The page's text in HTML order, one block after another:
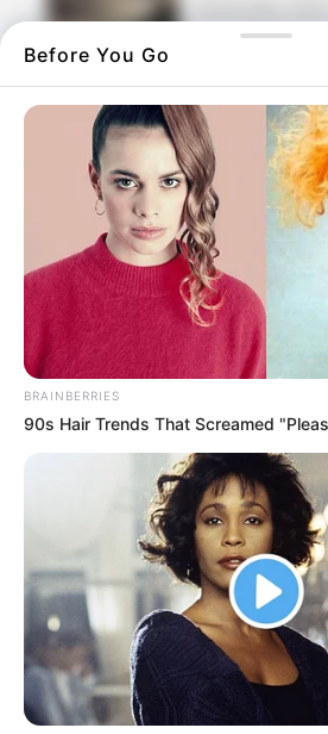
Φωτιά τώρα
κατάστημα
Χαλκίδα
18.04.2026,
Τι ώρα
κλείνουν
και σούπερ
Μεγάλο
11.04.2026, 08:01
Μεγάλη
ωράριο
τι ώρα
κλείνουν
10.04.2026,
Το
Πάσχα για 7
14.03.2026,
Before You Go
BRAINBERRIES
90s Hair Trends That Screamed